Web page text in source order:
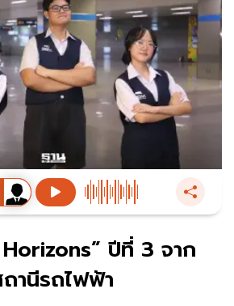
ปีที่ 3 จาก
านีรถไฟฟ้า